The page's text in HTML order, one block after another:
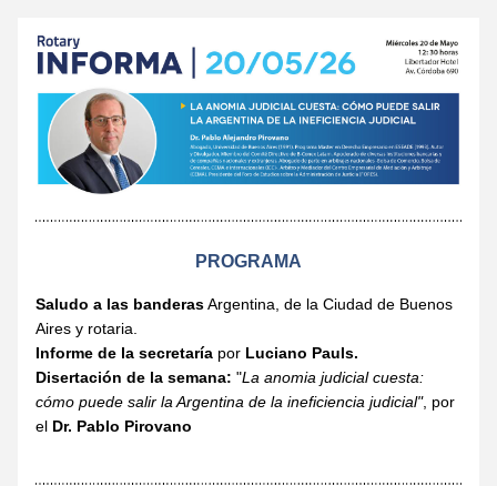
PROGRAMA
Saludo a las banderas Argentina, de la Ciudad de Buenos
Aires y rotaria.
Informe de la secretaría por Luciano Pauls.
Disertación de la semana: "La anomia judicial cuesta:
cómo puede salir la Argentina de la ineficiencia judicial", por
el Dr. Pablo Pirovano